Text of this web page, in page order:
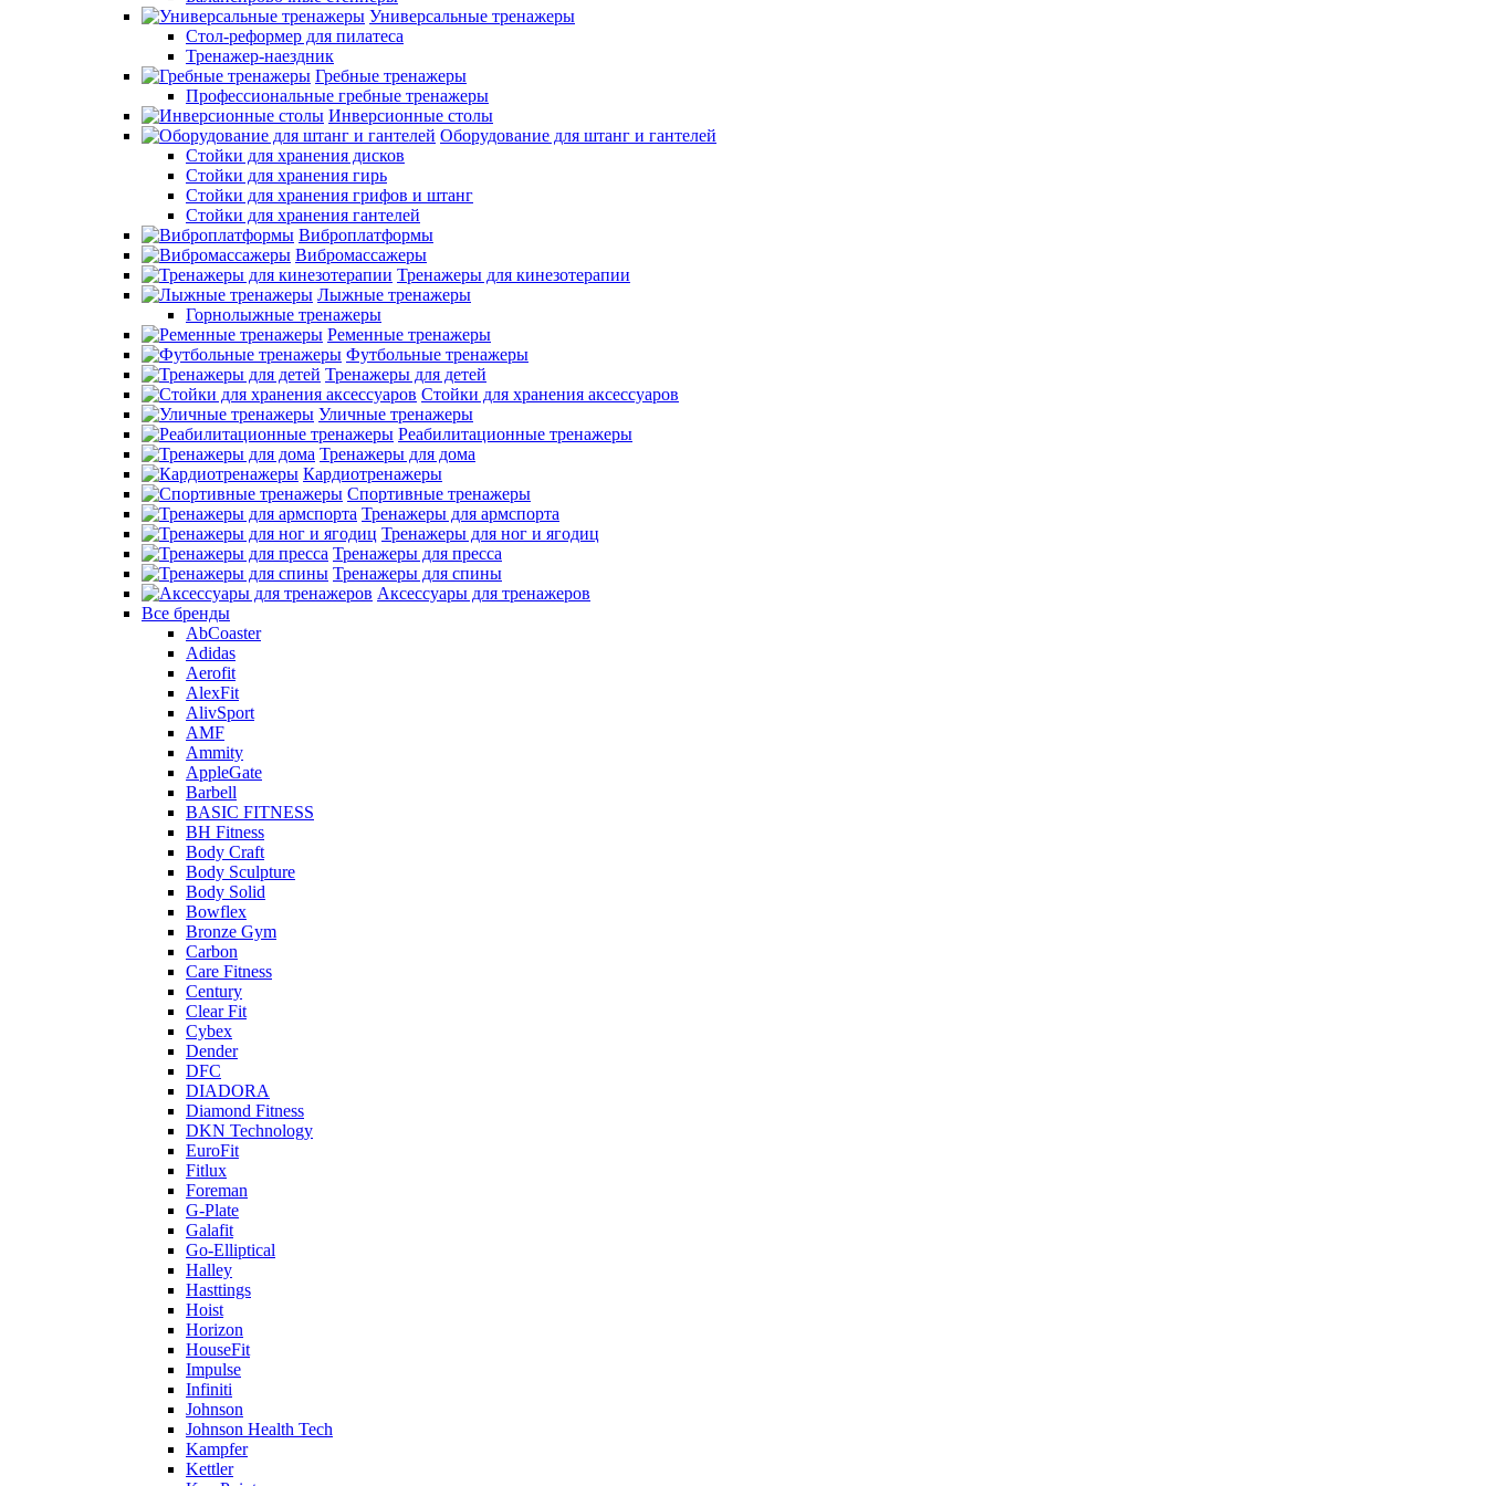
Универсальные тренажеры
Стол-реформер для пилатеса
Тренажер-наездник
Гребные тренажеры
Профессиональные гребные тренажеры
Инверсионные столы
Оборудование для штанг и гантелей
Стойки для хранения дисков
Стойки для хранения гирь
Стойки для хранения грифов и штанг
Стойки для хранения гантелей
Виброплатформы
Вибромассажеры
Тренажеры для кинезотерапии
Лыжные тренажеры
Горнолыжные тренажеры
Ременные тренажеры
Футбольные тренажеры
Тренажеры для детей
Стойки для хранения аксессуаров
Уличные тренажеры
Реабилитационные тренажеры
Тренажеры для дома
Кардиотренажеры
Спортивные тренажеры
Тренажеры для армспорта
Тренажеры для ног и ягодиц
Тренажеры для пресса
Тренажеры для спины
Аксессуары для тренажеров
Все бренды
AbCoaster
Adidas
Aerofit
AlexFit
AlivSport
AMF
Ammity
AppleGate
Barbell
BASIC FITNESS
BH Fitness
Body Craft
Body Sculpture
Body Solid
Bowflex
Bronze Gym
Carbon
Care Fitness
Century
Clear Fit
Cybex
Dender
DFC
DIADORA
Diamond Fitness
DKN Technology
EuroFit
Fitlux
Foreman
G-Plate
Galafit
Go-Elliptical
Halley
Hasttings
Hoist
Horizon
HouseFit
Impulse
Infiniti
Johnson
Johnson Health Tech
Kampfer
Kettler